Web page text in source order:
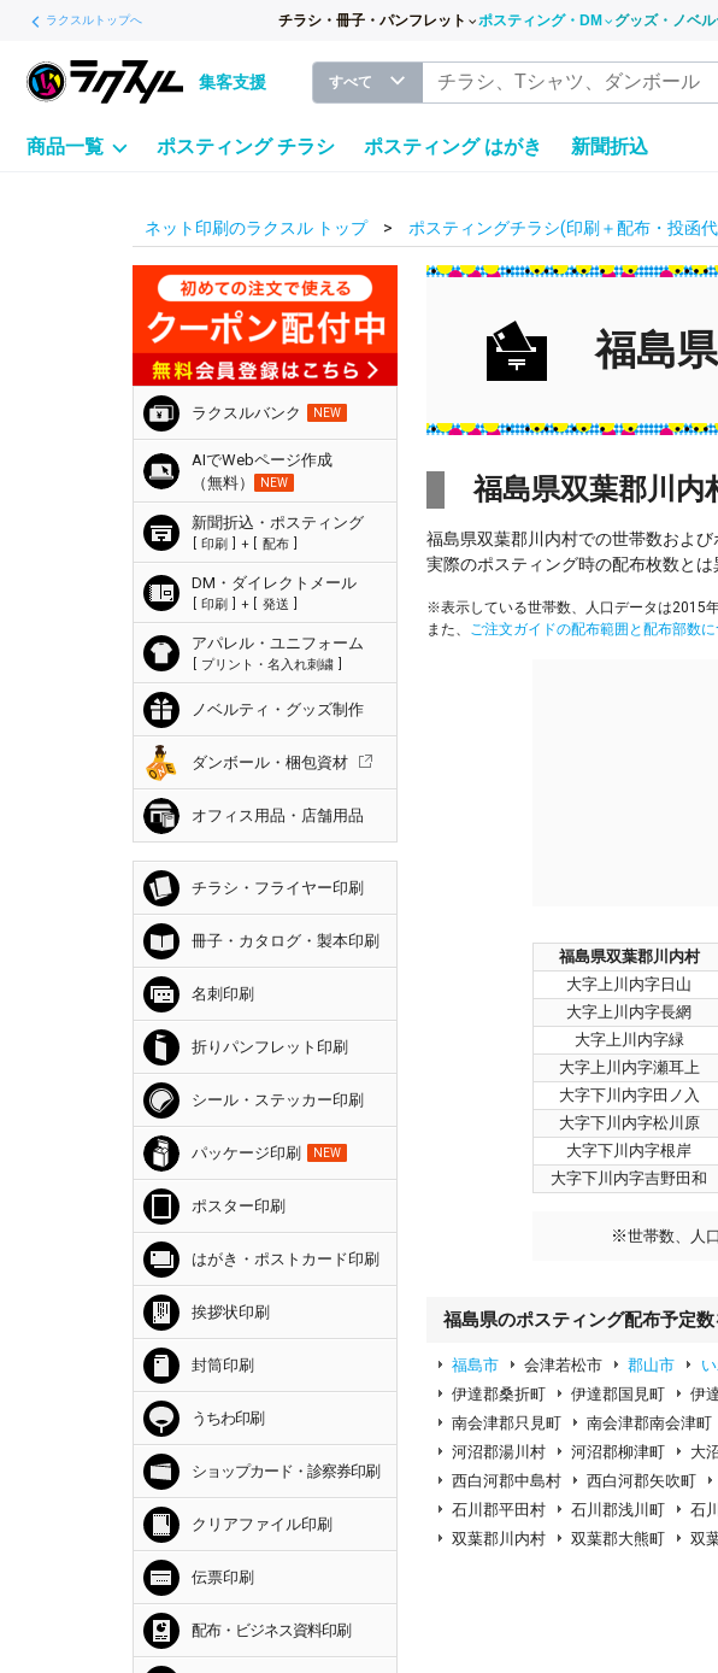
ラクスルトップへ チラシ・冊子・パンフレット ポスティング・DM グッズ・ノベル
集客支援 すべて
商品一覧 ポスティング チラシ ポスティング はがき 新聞折込
ネット印刷のラクスル トップ ポスティングチラシ(印刷＋配布・投函
ラクスルバンク NEW
AIでWebページ作成
（無料）
NEW
新聞折込・ポスティング
印刷 + 配布
DM・ダイレクトメール
印刷 + 発送
アパレル・ユニフォーム
プリント・名入れ刺繍
ノベルティ・グッズ制作
ダンボール・梱包資材
オフィス用品・店舗用品
チラシ・フライヤー印刷
冊子・カタログ・製本印刷
名刺印刷
折りパンフレット印刷
シール・ステッカー印刷
パッケージ印刷 NEW
ポスター印刷
はがき・ポストカード印刷
挨拶状印刷
封筒印刷
うちわ印刷
ショップカード・診察券印刷
クリアファイル印刷
伝票印刷
配布・ビジネス資料印刷
福島
福島県双葉郡川
福島県双葉郡川内村での世帯数および
実際のポスティング時の配布枚数とは
※表示している世帯数、人口データは2015
また、 ご注文ガイドの配布範囲と配布部数に
福島県双葉郡川内村
大字上川内字日山
大字上川内字長網
大字上川内字緑
大字上川内字瀬耳上
大字下川内字田ノ入
大字下川内字松川原
大字下川内字根岸
大字下川内字吉野田和
※世帯数、人
福島県のポスティング配布予定数
福島市 会津若松市 郡山市
伊達郡桑折町
伊達郡国見町 伊
南会津郡只見町
南会津郡南会津町
河沼郡湯川村
河沼郡柳津町 大
西白河郡中島村
西白河郡矢吹町
石川郡平田村
石川郡浅川町 石
双葉郡川内村
双葉郡大熊町 双